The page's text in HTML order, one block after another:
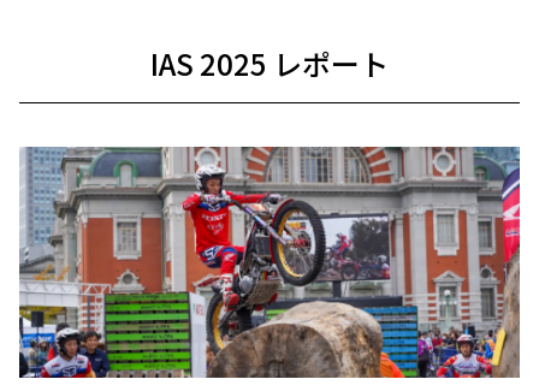
IAS 2025 レポート